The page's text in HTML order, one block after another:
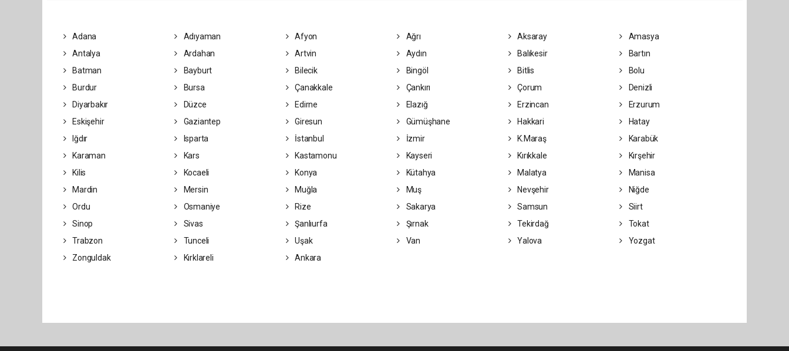
Adana Adıyaman Afyon Ağrı Aksaray
Amasya
Antalya
Ardahan Artvin Aydın Balıkesir
Bartın
Batman
Bayburt Bilecik Bingöl Bitlis
Bolu
Burdur
Bursa Çanakkale Çankırı Çorum
Denizli
Diyarbakır
Düzce Edirne Elazığ Erzincan
Erzurum
Eskişehir
Gaziantep Giresun Gümüşhane Hakkari
Hatay
Iğdır
Isparta İstanbul İzmir K.Maraş
Karabük
Karaman
Kars Kastamonu Kayseri Kırıkkale
Kırşehir
Kilis
Kocaeli Konya Kütahya Malatya
Manisa
Mardin
Mersin Muğla Muş Nevşehir
Niğde
Ordu
Osmaniye Rize Sakarya Samsun
Siirt
Sinop
Sivas Şanlıurfa Şırnak Tekirdağ
Tokat
Trabzon
Tunceli Uşak Van Yalova
Yozgat
Zonguldak
Kırklareli Ankara